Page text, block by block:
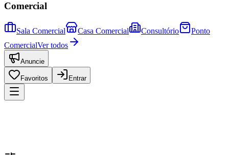
Comercial
Sala Comercial Casa Comercial Consultório
Ponto
ComercialVer todos
Anuncie
Favoritos Entrar